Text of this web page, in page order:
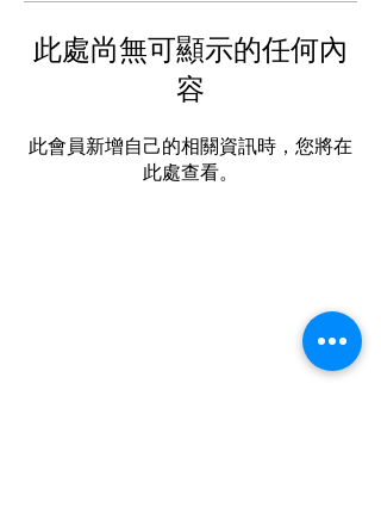
此處尚無可顯示的任何內
容
此會員新增自己的相關資訊時，您將在
此處查看。